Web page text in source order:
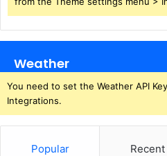
Weather
You need to set the Weather API
Integrations.
Popular Recent